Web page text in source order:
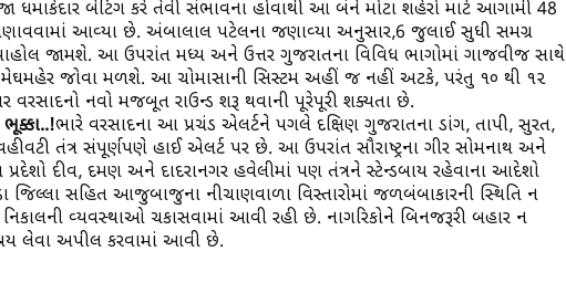
ધમાકેદાર બેટિંગ કરે તેવી સંભાવના હોવાથી આ બંને મોટા શહેરો માટે આગામી 48
આવ્યા છે. અંબાલાલ પટેલના જણાવ્યા અનુસાર,6 જુલાઈ સુધી સમગ્ર
માહોલ જામશે. આ ઉપરાંત મધ્ય અને ઉત્તર ગુજરાતના વિવિધ ભાગોમાં ગાજવીજ સાથે
મેઘમહેર જોવા મળશે. આ ચોમાસાની સિસ્ટમ અહીં જ નહીં અટકે, પરંતુ ૧૦ થી ૧૨
વરસાદનો નવો મજબૂત રાઉન્ડ શરૂ થવાની પૂરેપૂરી શક્યતા છે.
ભારે વરસાદના આ પ્રચંડ એલર્ટને પગલે દક્ષિણ ગુજરાતના ડાંગ, તાપી, સુરત,
તંત્ર સંપૂર્ણપણે હાઈ એલર્ટ પર છે. આ ઉપરાંત સૌરાષ્ટ્રના ગીર સોમનાથ અને
દીવ, દમણ અને દાદરાનગર હવેલીમાં પણ તંત્રને સ્ટેન્ડબાય રહેવાના આદેશો
સહિત આજુબાજુના નીચાણવાળા વિસ્તારોમાં જળબંબાકારની સ્થિતિ ન
વ્યવસ્થાઓ ચકાસવામાં આવી રહી છે. નાગરિકોને બિનજરૂરી બહાર ન
લેવા અપીલ કરવામાં આવી છે.